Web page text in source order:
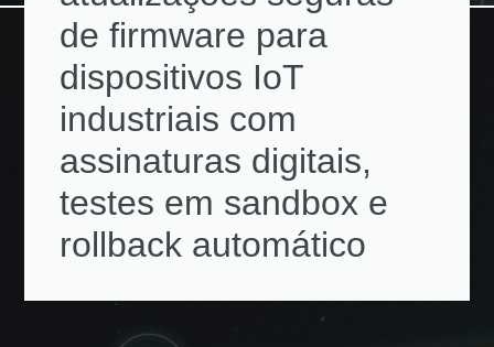
de firmware para
dispositivos IoT
industriais com
assinaturas digitais,
testes em sandbox e
rollback automático